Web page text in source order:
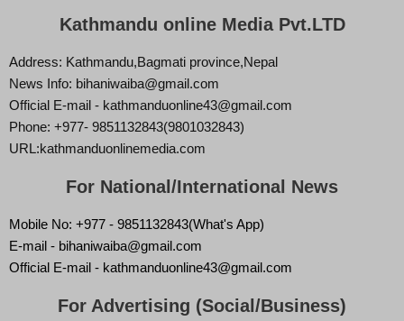
Kathmandu online Media Pvt.LTD
Address: Kathmandu,Bagmati province,Nepal
News Info: bihaniwaiba@gmail.com
Official E-mail - kathmanduonline43@gmail.com
Phone: +977- 9851132843(9801032843)
URL:kathmanduonlinemedia.com
For National/International News
Mobile No: +977 - 9851132843(What's App)
E-mail - bihaniwaiba@gmail.com
Official E-mail - kathmanduonline43@gmail.com
For Advertising (Social/Business)